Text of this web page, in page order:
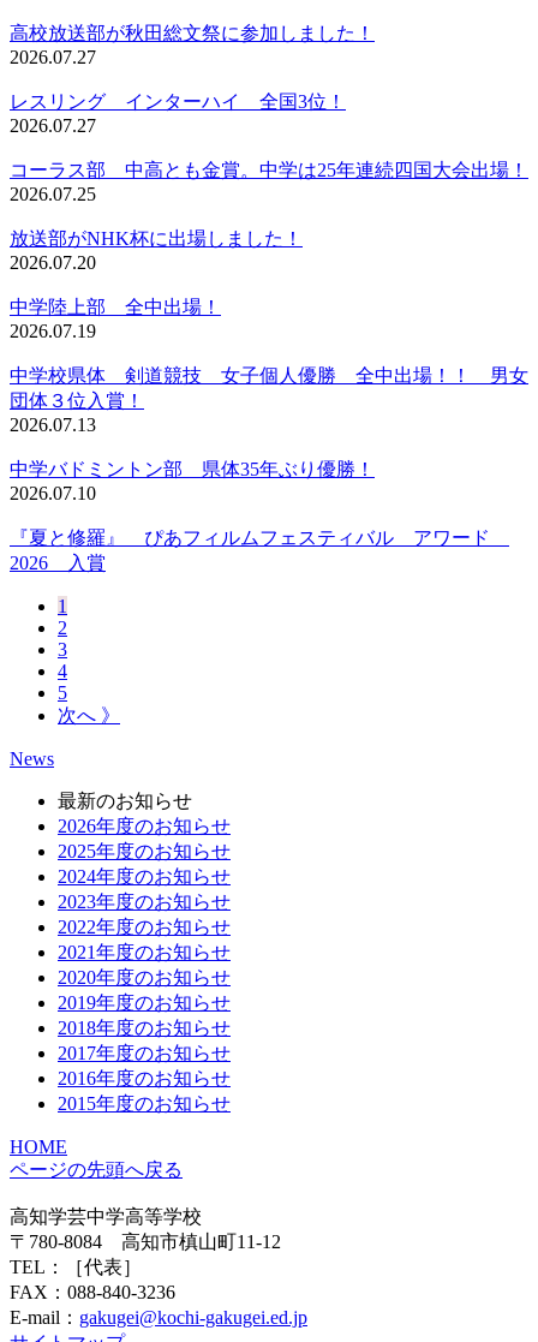
高校放送部が秋田総文祭に参加しました！
2026.07.27
レスリング インターハイ 全国3位！
2026.07.27
コーラス部 中高とも金賞。中学は25年連続四国大会出場！
2026.07.25
放送部がNHK杯に出場しました！
2026.07.20
中学陸上部 全中出場！
2026.07.19
中学校県体 剣道競技 女子個人優勝 全中出場！！ 男女
団体３位入賞！
2026.07.13
中学バドミントン部 県体35年ぶり優勝！
2026.07.10
『夏と修羅』 ぴあフィルムフェスティバル アワード
2026 入賞
1
2
3
4
5
次へ 》
News
最新のお知らせ
2026年度のお知らせ
2025年度のお知らせ
2024年度のお知らせ
2023年度のお知らせ
2022年度のお知らせ
2021年度のお知らせ
2020年度のお知らせ
2019年度のお知らせ
2018年度のお知らせ
2017年度のお知らせ
2016年度のお知らせ
2015年度のお知らせ
HOME
ページの先頭へ戻る
高知学芸中学高等学校
〒780-8084 高知市槙山町11-12
TEL：
［代表］
FAX：088-840-3236
E-mail： gakugei@kochi-gakugei.ed.jp